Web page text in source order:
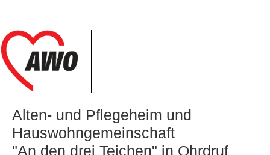
springen
springen
springen
Alten‑ und Pflegeheim und
Hauswohngemeinschaft
"An den drei Teichen" in Ohrdruf